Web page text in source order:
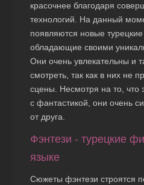
красочнее благодаря
технологий. На данный
появляются новые
обладающие своими
Они очень увлекательны и
смотреть, так как в них не
сцены. Несмотря на то, что
с фантастикой, они очень
от друга.
Фэнтези - турецкие
языке
Сюжеты фэнтези строятся